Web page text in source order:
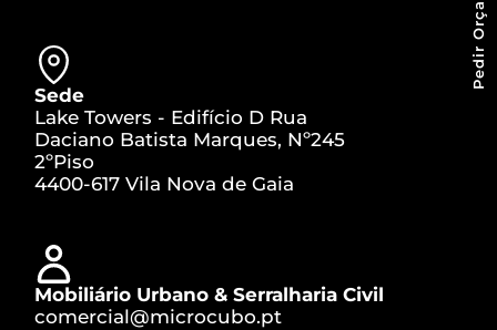
Sede
Lake Towers - Edifício D Rua
Daciano Batista Marques, Nº245
2ºPiso
4400-617 Vila Nova de Gaia
Mobiliário Urbano & Serralharia Civil
comercial@microcubo.pt